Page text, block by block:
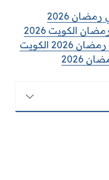
2026
الكويت 2026
الكويت
2026